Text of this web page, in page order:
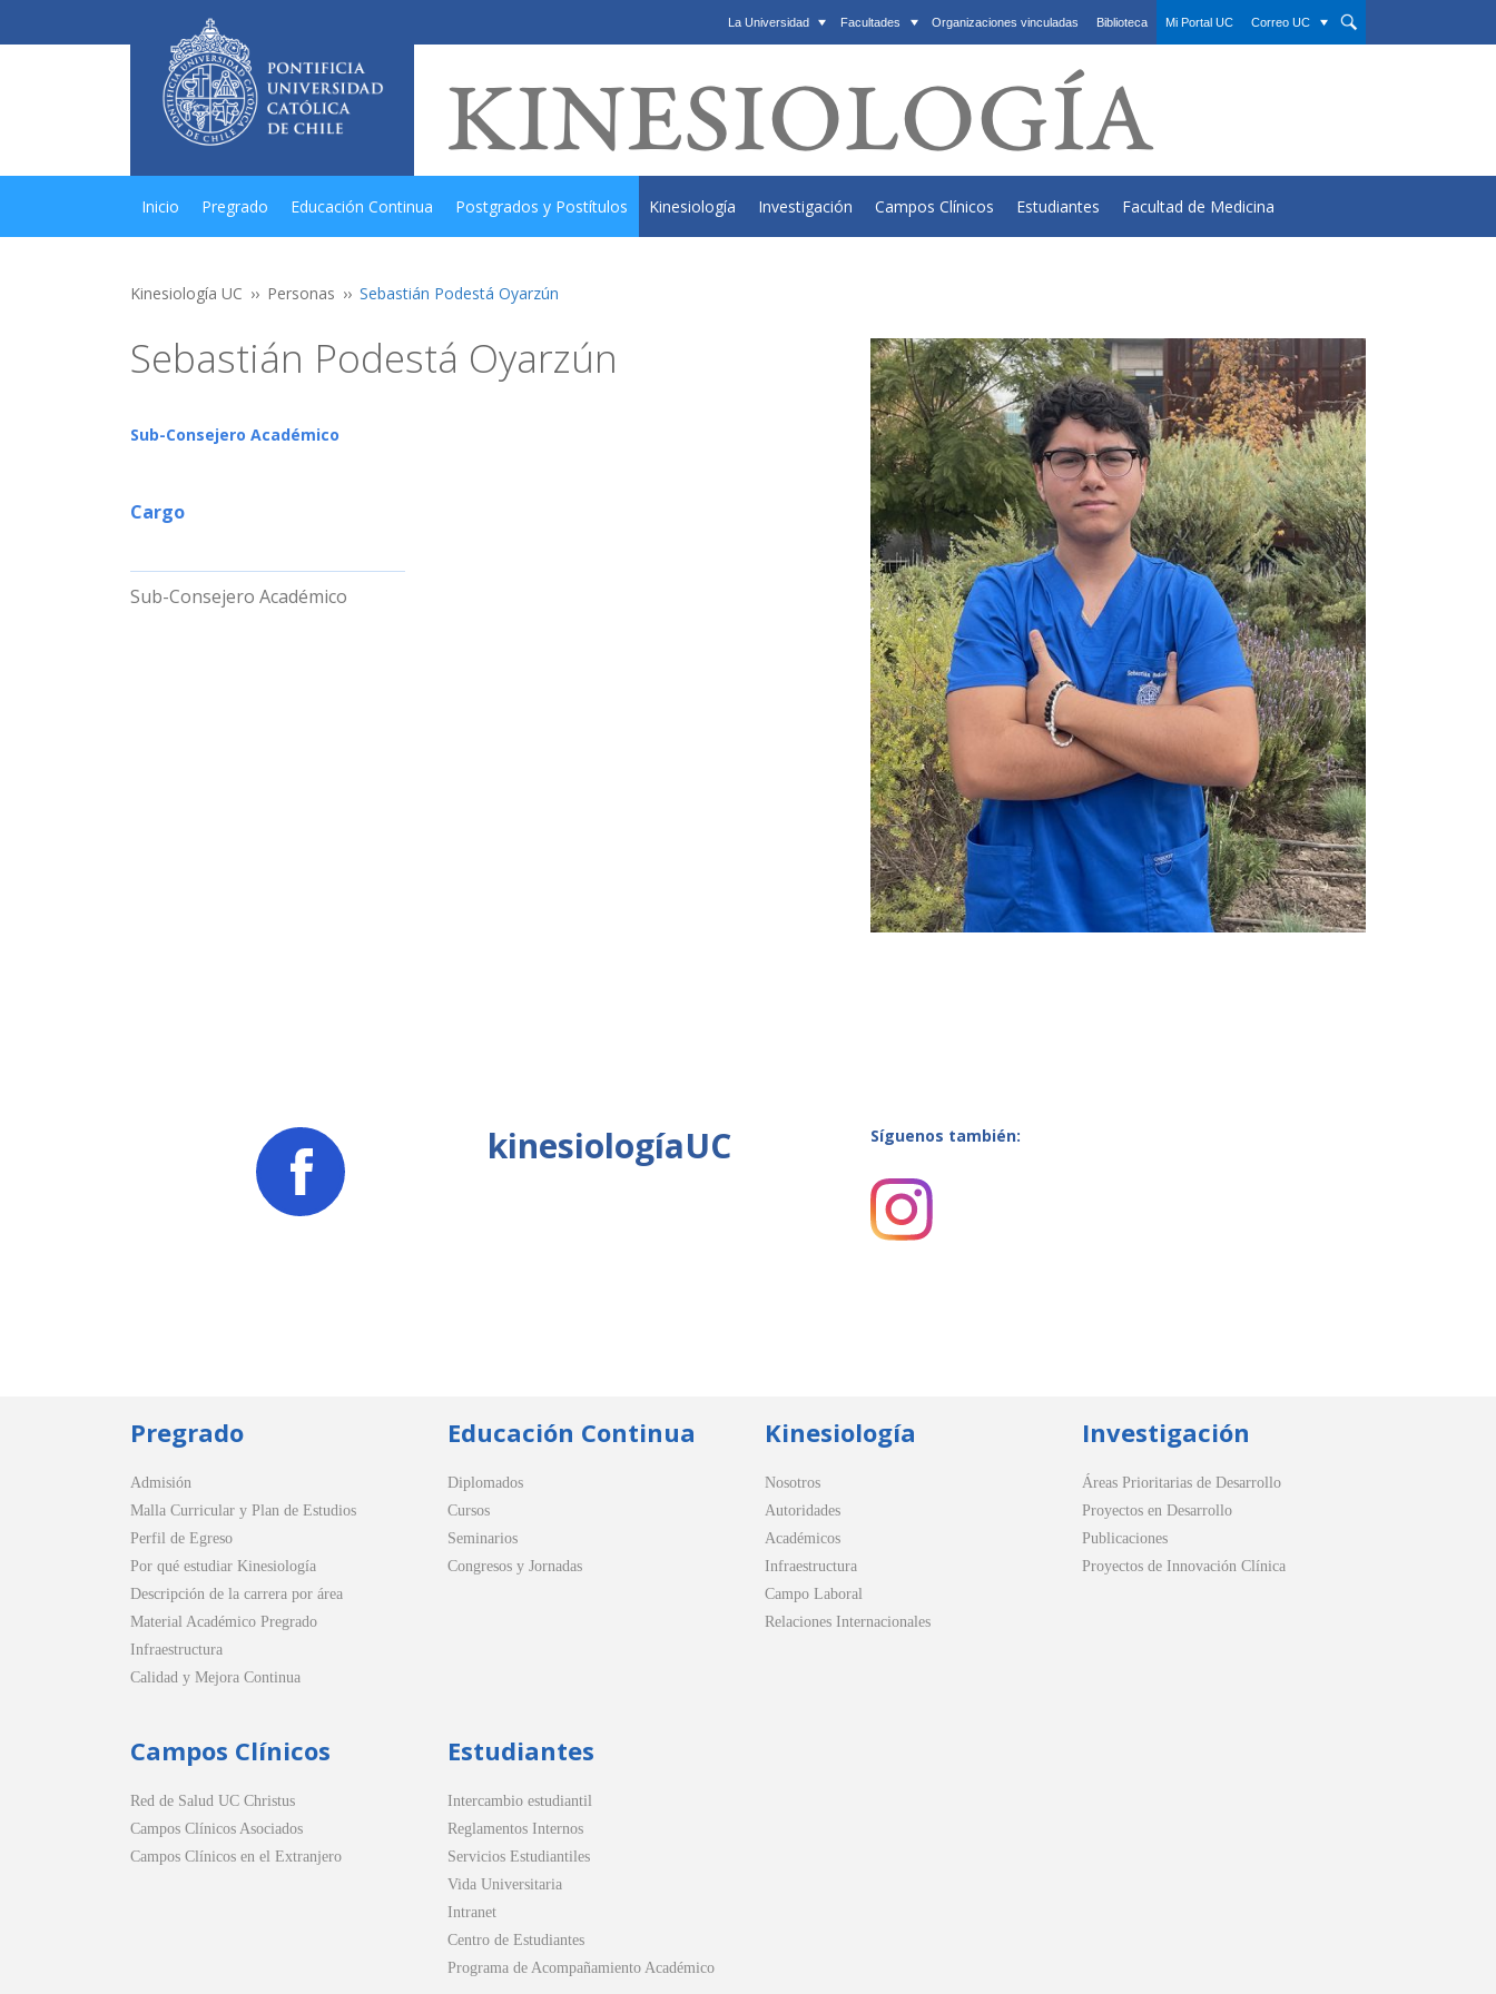
La Universidad Facultades Organizaciones vinculadas Biblioteca Mi Portal UC Correo UC
Inicio Pregrado Educación Continua Postgrados y Postítulos Kinesiología Investigación Campos Clínicos Estudiantes Facultad de Medicina
Kinesiología UC Personas Sebastián Podestá Oyarzún
Sebastián Podestá Oyarzún
Sub-Consejero Académico
Cargo
Sub-Consejero Académico
kinesiologíaUC Síguenos también:
Pregrado
Admisión
Malla Curricular y Plan de Estudios
Perfil de Egreso
Por qué estudiar Kinesiología
Descripción de la carrera por área
Material Académico Pregrado
Infraestructura
Calidad y Mejora Continua
Educación Continua
Diplomados
Cursos
Seminarios
Congresos y Jornadas
Kinesiología
Nosotros
Autoridades
Académicos
Infraestructura
Campo Laboral
Relaciones Internacionales
Investigación
Áreas Prioritarias de Desarrollo
Proyectos en Desarrollo
Publicaciones
Proyectos de Innovación Clínica
Campos Clínicos
Red de Salud UC Christus
Campos Clínicos Asociados
Campos Clínicos en el Extranjero
Estudiantes
Intercambio estudiantil
Reglamentos Internos
Servicios Estudiantiles
Vida Universitaria
Intranet
Centro de Estudiantes
Programa de Acompañamiento Académico